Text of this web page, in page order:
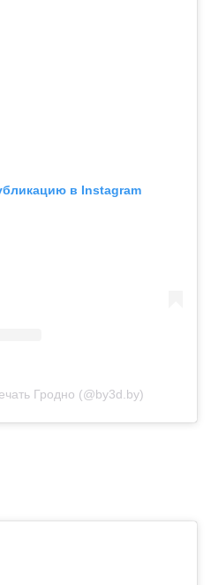
в Instagram
Гродно (@by3d.by)